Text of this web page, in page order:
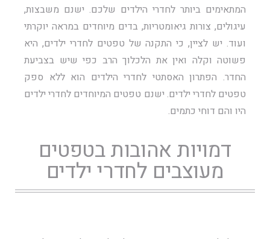
המתאימים ביותר לחדרי הילדים שלכם. ישנם משבצות,
עיגולים, צורות גיאומטריות, בדים מיוחדים במראה יוקרתי
ועוד. יש לציין, כי התקנה של טפטים לחדרי ילדים, היא
פשוטה וקלה ואין את הלכלוך הרב כפי שיש בצביעת
החדר. הפתרון האסתטי לחדרי הילדים הוא ללא ספק
טפטים לחדרי ילדים. ישנם טפטים המיוחדים לחדרי ילדים
היו והם דוחי כתמים.
דמויות אהובות בטפטים
מעוצבים לחדרי ילדים